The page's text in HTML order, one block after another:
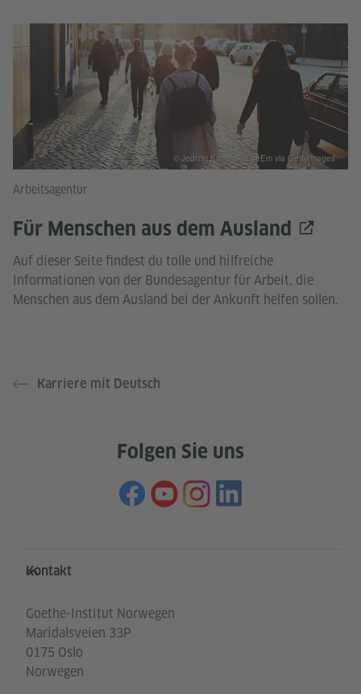
Arbeitsagentur
Für Menschen aus dem Ausland
Auf dieser Seite findest du tolle und hilfreiche
Informationen von der Bundesagentur für Arbeit, die
Menschen aus dem Ausland bei der Ankunft helfen sollen.
© Jedrzej Kaminski/EyeEm via GettyImages
Karriere mit Deutsch
Folgen Sie uns
Service- und Informationsbereich
Kontakt
Goethe-Institut Norwegen
Maridalsveien 33P
0175 Oslo
Norwegen